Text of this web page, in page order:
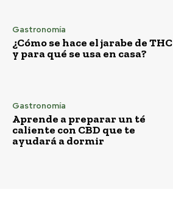
Gastronomía
¿Cómo se hace el jarabe de THC
y para qué se usa en casa?
Gastronomía
Aprende a preparar un té
caliente con CBD que te
ayudará a dormir